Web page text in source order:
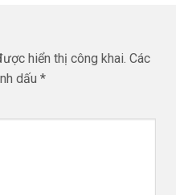
hiển thị công khai. Các
dấu *